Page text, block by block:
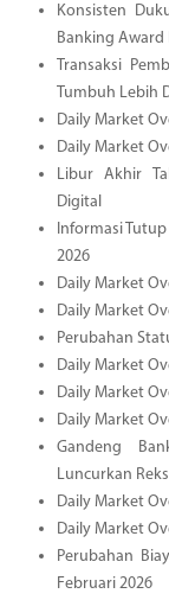
Konsisten
Banking Award
Transaksi
Tumbuh Lebih
Daily Market
Daily Market
Libur Akhir
Digital
Informasi
2026
Daily Market
Daily Market
Perubahan
Daily Market
Daily Market
Daily Market
Gandeng
Luncurkan
Daily Market
Daily Market
Perubahan
Februari 2026